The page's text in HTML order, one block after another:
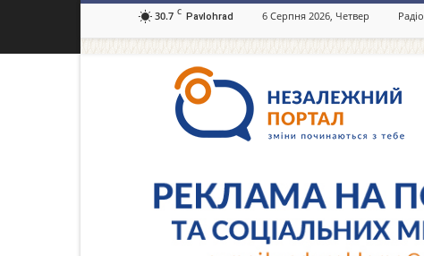
30.7 C Pavlohrad 6 Серпня 2026, Четвер Радіо
портал
Павлоград.dp.ua